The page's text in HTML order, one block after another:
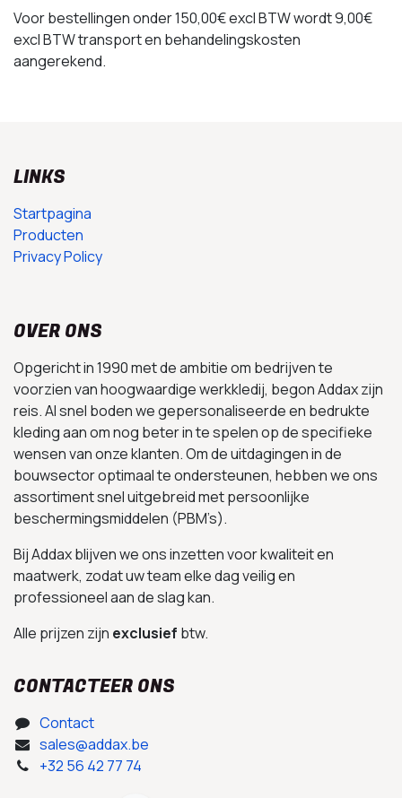
Voor bestellingen onder 150,00€ excl BTW wordt 9,00€
excl BTW transport en behandelingskosten
aangerekend.
LINKS
Startpagina
Producten
Privacy Policy
OVER ONS
Opgericht in 1990 met de ambitie om bedrijven te
voorzien van hoogwaardige werkkledij, begon Addax zijn
reis. Al snel boden we gepersonaliseerde en bedrukte
kleding aan om nog beter in te spelen op de specifieke
wensen van onze klanten. Om de uitdagingen in de
bouwsector optimaal te ondersteunen, hebben we ons
assortiment snel uitgebreid met persoonlijke
beschermingsmiddelen (PBM’s).
Bij Addax blijven we ons inzetten voor kwaliteit en
maatwerk, zodat uw team elke dag veilig en
professioneel aan de slag kan.
Alle prijzen zijn exclusief btw.
CONTACTEER ONS
Contact
sales@addax.be
+32 56 42 77 74